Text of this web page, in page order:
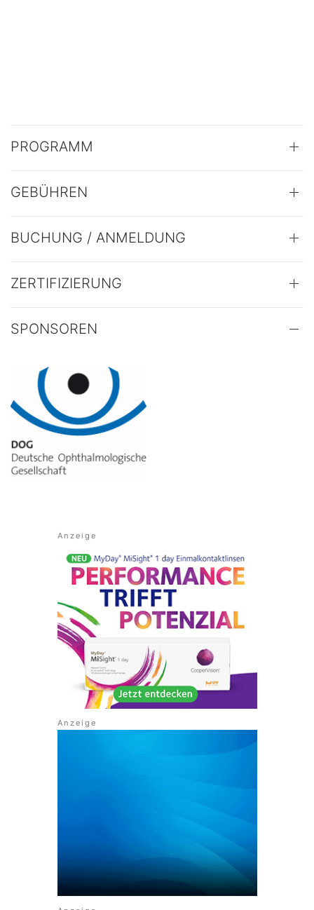
PROGRAMM
GEBÜHREN
BUCHUNG / ANMELDUNG
ZERTIFIZIERUNG
SPONSOREN